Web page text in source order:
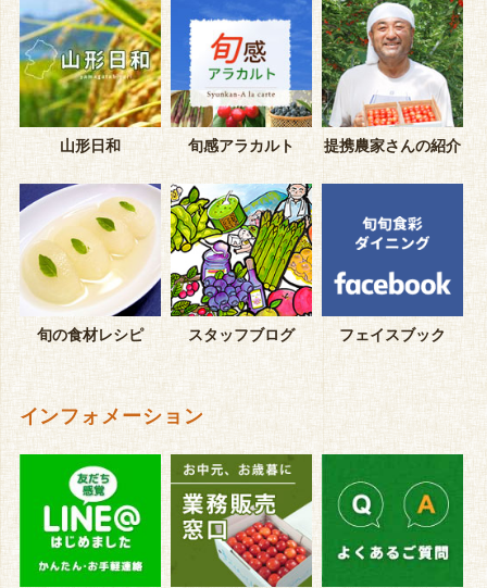
山形日和 旬感アラカルト 提携農家さんの紹介
旬の食材レシピ スタッフブログ フェイスブック
インフォメーション